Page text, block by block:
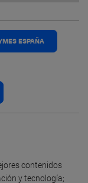
ESPAÑA
contenidos
y tecnología;